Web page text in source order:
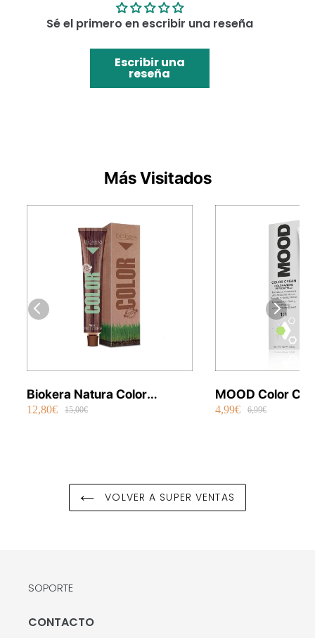
Sé el primero en escribir una reseña
Escribir una
reseña
Más Visitados
Biokera Natura Color
Orgánico 70 ml
12,80€ 15,00€
MOOD Color
Permanente
4,99€ 6,99€
VOLVER A SUPER VENTAS
SOPORTE
CONTACTO